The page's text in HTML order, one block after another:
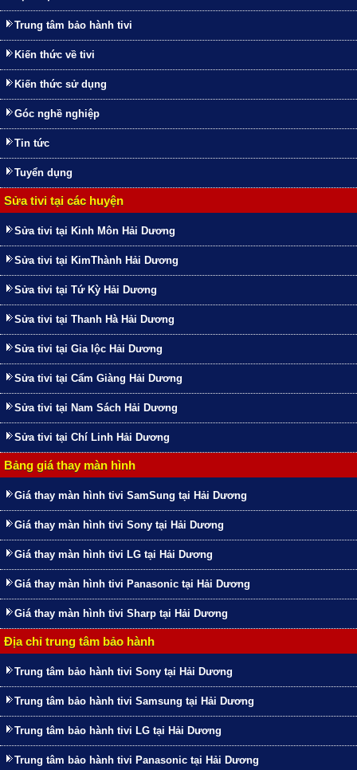
Trung tâm bảo hành tivi
Kiến thức về tivi
Kiến thức sử dụng
Góc nghề nghiệp
Tin tức
Tuyển dụng
Sửa tivi tại các huyện
Sửa tivi tại Kinh Môn Hải Dương
Sửa tivi tại KimThành Hải Dương
Sửa tivi tại Tứ Kỳ Hải Dương
Sửa tivi tại Thanh Hà Hải Dương
Sửa tivi tại Gia lộc Hải Dương
Sửa tivi tại Cẩm Giàng Hải Dương
Sửa tivi tại Nam Sách Hải Dương
Sửa tivi tại Chí Linh Hải Dương
Bảng giá thay màn hình
Giá thay màn hình tivi SamSung tại Hải Dương
Giá thay màn hình tivi Sony tại Hải Dương
Giá thay màn hình tivi LG tại Hải Dương
Giá thay màn hình tivi Panasonic tại Hải Dương
Giá thay màn hình tivi Sharp tại Hải Dương
Địa chỉ trung tâm bảo hành
Trung tâm bảo hành tivi Sony tại Hải Dương
Trung tâm bảo hành tivi Samsung tại Hải Dương
Trung tâm bảo hành tivi LG tại Hải Dương
Trung tâm bảo hành tivi Panasonic tại Hải Dương